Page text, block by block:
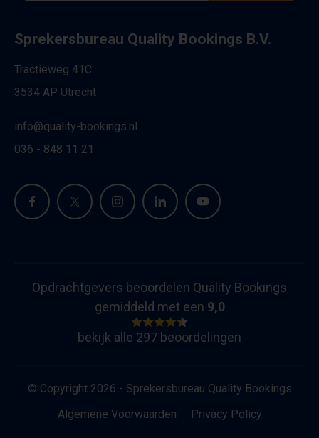
Sprekersbureau Quality Bookings B.V.
Tractieweg 41C
3534 AP Utrecht
info@quality-bookings.nl
036 - 848 11 21
Opdrachtgevers beoordelen Quality Bookings
gemiddeld met een 9,0
bekijk alle 297 beoordelingen
© Copyright 2026 - Sprekersbureau Quality Bookings
Algemene Voorwaarden
Privacy Policy